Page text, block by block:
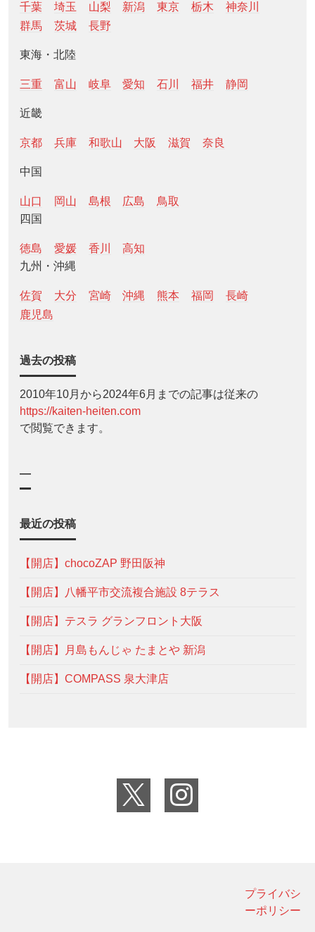
千葉 埼玉 山梨 新潟 東京 栃木
神奈川
群馬
茨城 長野
東海・北陸
三重 富山 岐阜 愛知 石川 福井 静岡
近畿
京都 兵庫 和歌山 大阪 滋賀 奈良
中国
山口 岡山 島根 広島
鳥取
四国
徳島 愛媛 香川
高知
九州・沖縄
佐賀 大分 宮崎 沖縄 熊本 福岡
長崎
鹿児島
過去の投稿
2010年10月から2024年6月までの記事は従来の
https://kaiten-heiten.com
で閲覧できます。
—
最近の投稿
【開店】chocoZAP 野田阪神
【開店】八幡平市交流複合施設 8テラス
【開店】テスラ グランフロント大阪
【開店】月島もんじゃ たまとや 新潟
【開店】COMPASS 泉大津店
プライバシ
ーポリシー